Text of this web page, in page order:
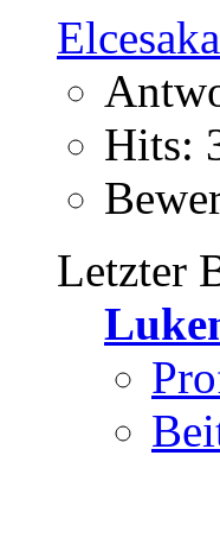
Elcesaka
Hits:
Letzter